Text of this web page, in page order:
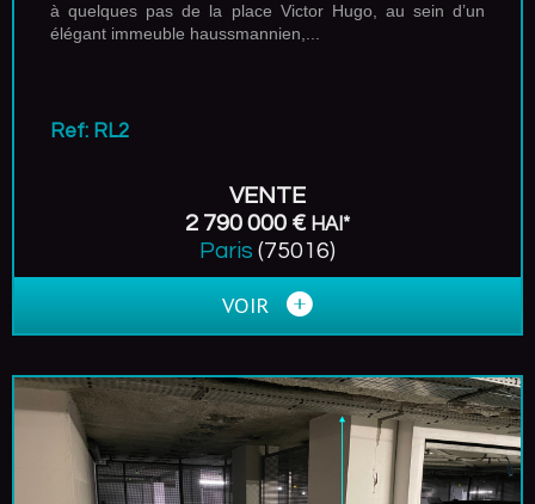
à quelques pas de la place Victor Hugo, au sein d’un
élégant immeuble haussmannien,...
Ref: RL2
VENTE
2 790 000 € HAI*
Paris (75016)
VOIR